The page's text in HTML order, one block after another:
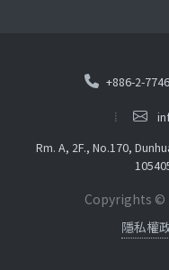
+886-2-
Rm. A, 2F., No.170,
Copyrights ©
隱私權